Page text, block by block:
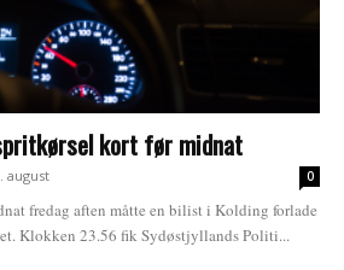
kort før midnat
august 0
fredag aften måtte en bilist i Kolding forlade
Klokken 23.56 fik Sydøstjyllands Politi...